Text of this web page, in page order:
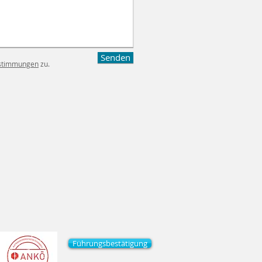
zu.
Senden
Führungsbestätigung